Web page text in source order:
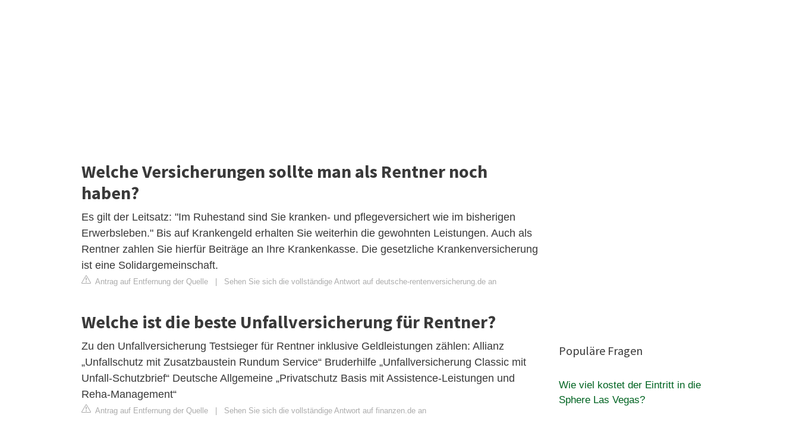
Welche Versicherungen sollte man als Rentner noch
haben?
Es gilt der Leitsatz: "Im Ruhestand sind Sie kranken- und pflegeversichert wie im bisherigen
Erwerbsleben." Bis auf Krankengeld erhalten Sie weiterhin die gewohnten Leistungen. Auch als
Rentner zahlen Sie hierfür Beiträge an Ihre Krankenkasse. Die gesetzliche Krankenversicherung
ist eine Solidargemeinschaft.
Antrag auf Entfernung der Quelle Sehen Sie sich die vollständige Antwort auf deutsche-rentenversicherung.de an
Welche ist die beste Unfallversicherung für Rentner?
Zu den Unfallversicherung Testsieger für Rentner inklusive Geldleistungen zählen: Allianz
„Unfallschutz mit Zusatzbaustein Rundum Service“ Bruderhilfe „Unfallversicherung Classic mit
Unfall-Schutzbrief“ Deutsche Allgemeine „Privatschutz Basis mit Assistence-Leistungen und
Reha-Management“
Antrag auf Entfernung der Quelle Sehen Sie sich die vollständige Antwort auf finanzen.de an
Populäre Fragen
Wie viel kostet der Eintritt in die
Sphere Las Vegas?